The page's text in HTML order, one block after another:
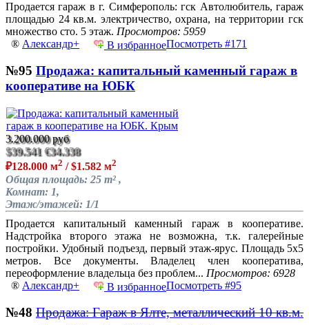
Продается гараж в г. Симферополь: гск Автолюбитель, гараж
площадью 24 кв.м. электричество, охрана, на территории гск
множество сто. 5 этаж. Просмотров: 5959
® Александр+ В избранноеПосмотреть #171
№95 Продажа: капитальный каменный гараж в
кооперативе на ЮБК
3.200.000 руб
$39.541 €34.338
₽128.000 м2 / $1.582 м2
Общая площадь: 25 m² ,
Комнат: 1,
Этаж/этажей: 1/1
Продается капитальный каменный гараж в кооперативе.
Надстройка второго этажа не возможна, т.к. галерейные
постройки. Удобный подъезд, первый этаж-ярус. Площадь 5х5
метров. Все документы. Владелец член кооператива,
переоформление владельца без проблем... Просмотров: 6928
® Александр+ В избранноеПосмотреть #95
№48 Продажа: Гараж в Ялте, металлический 10 кв.м.